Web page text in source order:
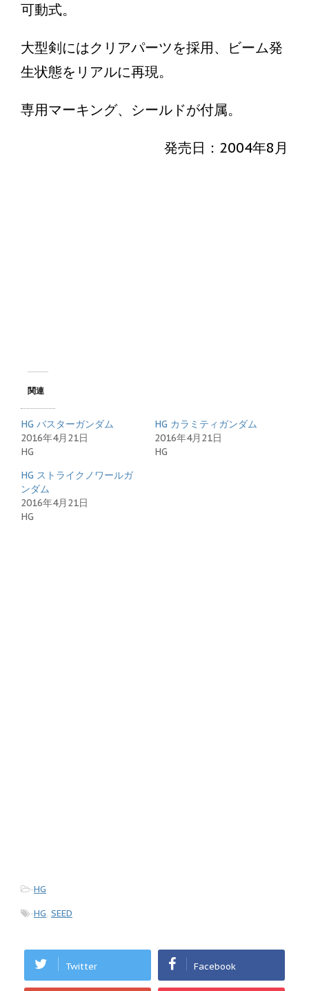
可動式。
大型剣にはクリアパーツを採用、ビーム発
生状態をリアルに再現。
専用マーキング、シールドが付属。
発売日：2004年8月
関連
HG バスターガンダム
2016年4月21日
HG
HG カラミティガンダム
2016年4月21日
HG
HG ストライクノワールガ
ンダム
2016年4月21日
HG
-HG
-HG, SEED
Twitter Facebook